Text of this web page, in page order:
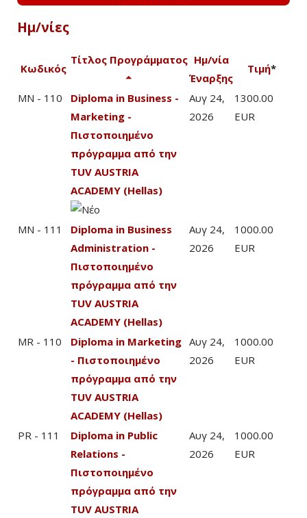
Ημ/νίες
Κωδικός
Τίτλος Προγράμματος Ημ/νία
Έναρξης
Τιμή*
MN - 110
Diploma in Business -
Marketing -
Πιστοποιημένο
πρόγραμμα από την
TUV AUSTRIA
ACADEMY (Hellas)
Αυγ 24,
2026
1300.00
EUR
MN - 111
Diploma in Business
Administration -
Πιστοποιημένο
πρόγραμμα από την
TUV AUSTRIA
ACADEMY (Hellas)
Αυγ 24,
2026
1000.00
EUR
MR - 110
Diploma in Marketing
- Πιστοποιημένο
πρόγραμμα από την
TUV AUSTRIA
ACADEMY (Hellas)
Αυγ 24,
2026
1000.00
EUR
PR - 111
Diploma in Public
Relations -
Πιστοποιημένο
πρόγραμμα από την
TUV AUSTRIA
Αυγ 24,
2026
1000.00
EUR